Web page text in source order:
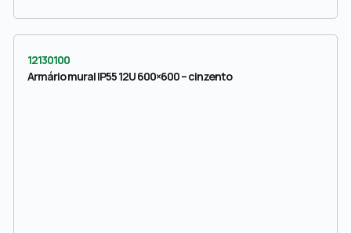
12130100
Armário mural IP55 12U 600×600 – cinzento